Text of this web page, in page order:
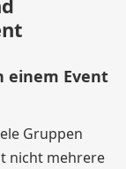
einem Event
Gruppen
nicht mehrere